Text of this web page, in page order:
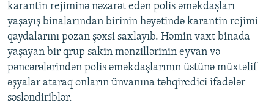
karantin rejiminə nəzarət edən polis əməkdaşları
yaşayış binalarından birinin həyətində karantin rejimi
qaydalarını pozan şəxsi saxlayıb. Həmin vaxt binada
yaşayan bir qrup sakin mənzillərinin eyvan və
pəncərələrindən polis əməkdaşlarının üstünə müxtəlif
əşyalar ataraq onların ünvanına təhqiredici ifadələr
səsləndiriblər.